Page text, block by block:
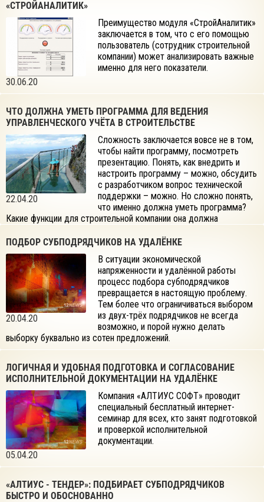
«СТРОЙАНАЛИТИК»
30.06.20
Преимущество модуля «СтройАналитик»
заключается в том, что с его помощью
пользователь (сотрудник строительной
компании) может анализировать важные
именно для него показатели.
ЧТО ДОЛЖНА УМЕТЬ ПРОГРАММА ДЛЯ ВЕДЕНИЯ
УПРАВЛЕНЧЕСКОГО УЧЁТА В СТРОИТЕЛЬСТВЕ
22.04.20
Сложность заключается вовсе не в том,
чтобы найти программу, посмотреть
презентацию. Понять, как внедрить и
настроить программу – можно, обсудить
с разработчиком вопрос технической
поддержки – можно. Но сложно понять,
что именно должна уметь программа?
Какие функции для строительной компании она должна
строительная компания, не понимая, чего ждать от продукта, не
может сформулировать свои запросы.
ПОДБОР СУБПОДРЯДЧИКОВ НА УДАЛЁНКЕ
20.04.20
В ситуации экономической
напряженности и удалённой работы
процесс подбора субподрядчиков
превращается в настоящую проблему.
Тем более что ограничиваться выбором
из двух-трёх подрядчиков не всегда
возможно, и порой нужно делать
выборку буквально из сотен предложений.
ЛОГИЧНАЯ И УДОБНАЯ ПОДГОТОВКА И СОГЛАСОВАНИЕ
ИСПОЛНИТЕЛЬНОЙ ДОКУМЕНТАЦИИ НА УДАЛЁНКЕ
05.04.20
Компания «АЛТИУС СОФТ» проводит
специальный бесплатный интернет-
семинар для всех, кто занят подготовкой
и проверкой исполнительной
документации.
«АЛТИУС - ТЕНДЕР»: ПОДБИРАЕТ СУБПОДРЯДЧИКОВ
БЫСТРО И ОБОСНОВАННО